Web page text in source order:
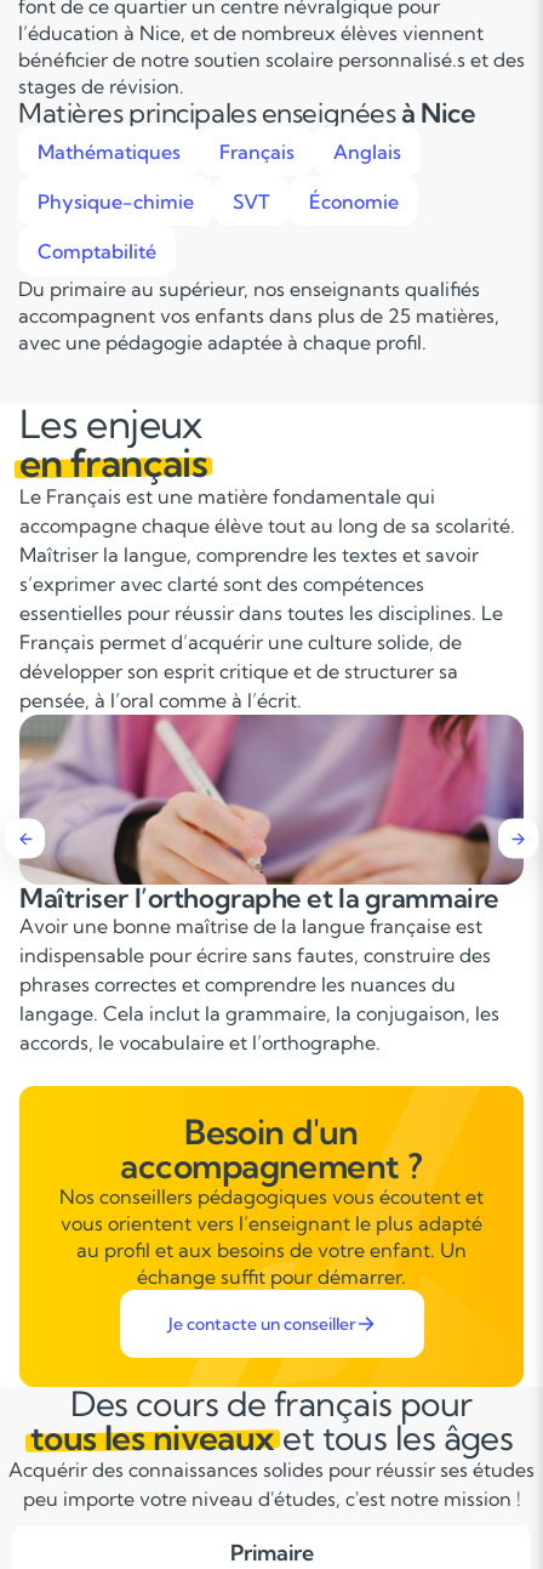
font de ce quartier un centre névralgique pour
l’éducation à Nice, et de nombreux élèves viennent
bénéficier de notre soutien scolaire personnalisé.s et des
stages de révision.
Matières principales enseignéesà Nice
Mathématiques Français Anglais
Physique-chimie SVT Économie
Comptabilité
Du primaire au supérieur, nos enseignants qualifiés
accompagnent vos enfants dans plus de 25 matières,
avec une pédagogie adaptée à chaque profil.
Les enjeux
en français
Le Français est une matière fondamentale qui
accompagne chaque élève tout au long de sa scolarité.
Maîtriser la langue, comprendre les textes et savoir
s’exprimer avec clarté sont des compétences
essentielles pour réussir dans toutes les disciplines. Le
Français permet d’acquérir une culture solide, de
développer son esprit critique et de structurer sa
pensée, à l’oral comme à l’écrit.
Améliorer l’expression écrite et orale
Le Français prend également une place importante
dans la prise de parole : exposés, oraux du brevet et du
baccalauréat, argumentation, lecture expressive. Savoir
s’exprimer clairement, convaincre et structurer ses
propos est un véritable atout pour l’avenir.
Besoin d'un
accompagnement ?
Nos conseillers pédagogiques vous écoutent et
vous orientent vers l’enseignant le plus adapté
au profil et aux besoins de votre enfant. Un
échange suffit pour démarrer.
Je contacte un conseiller
Des cours de français pour
tous les niveauxet tous les âges
Acquérir des connaissances solides pour réussir ses études
peu importe votre niveau d'études, c'est notre mission !
Primaire